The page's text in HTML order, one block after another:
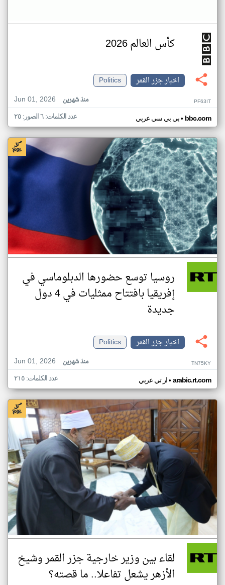
كأس العالم 2026
اخبار جزر القمر
Politics
Jun 01, 2026
منذ شهرين PF63IT
بي بي سي عربي• bbc.com عدد الكلمات: ٦ الصور: ٢٥
روسيا توسع حضورها الدبلوماسي في
إفريقيا بافتتاح ممثليات في 4 دول
جديدة
اخبار جزر القمر
Politics
Jun 01, 2026
منذ شهرين TN75KY
ار تي عربي• arabic.rt.com عدد الكلمات: ٢١٥
لقاء بين وزير خارجية جزر القمر وشيخ
الأزهر يشعل تفاعلا.. ما قصته؟